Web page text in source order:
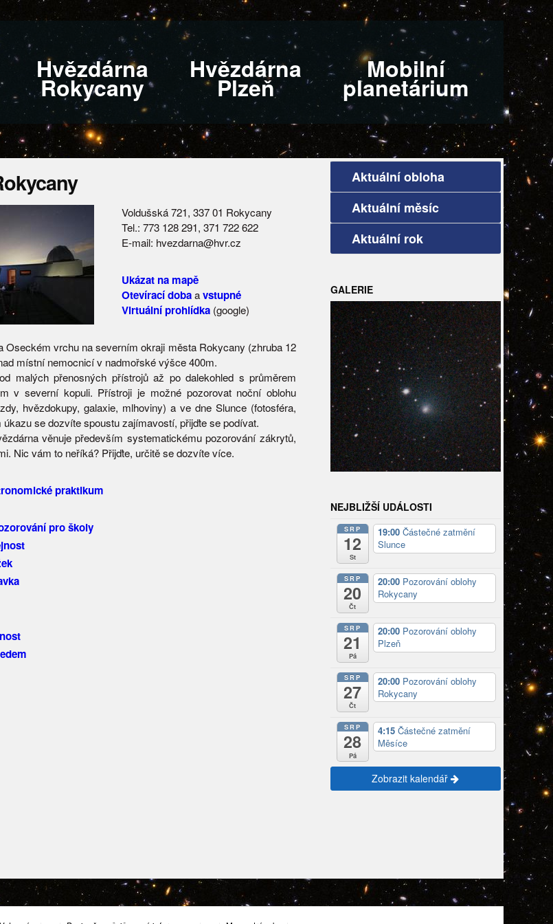
Hvězdárna
Rokycany
Hvězdárna
Plzeň
Mobilní
planetárium
Voldušská 721, 337 01 Rokycany
Tel.: 773 128 291, 371 722 622
E-mail: hvezdarna@hvr.cz
Ukázat na mapě
Otevírací dobaavstupné
Virtuální prohlídka(google)
Oseckém vrchu na severním okraji města Rokycany (zhruba 12
místní nemocnicí v nadmořské výšce 400m.
malých přenosných přístrojů až po dalekohled s průměrem
v severní kopuli. Přístroji je možné pozorovat noční oblohu
hvězdokupy, galaxie, mlhoviny) a ve dne Slunce (fotosféra,
se dozvíte spoustu zajímavostí, přijďte se podívat.
věnuje především systematickému pozorování zákrytů,
Nic vám to neříká? Přijďte, určitě se dozvíte více.
praktikum
pro školy
Aktuální obloha
Aktuální měsíc
Aktuální rok
GALERIE
NEJBLIŽŠÍ UDÁLOSTI
SRP
12
St
19:00 Částečné zatmění
Slunce
SRP
20
Čt
20:00 Pozorování oblohy
Rokycany
SRP
21
Pá
20:00 Pozorování oblohy
Plzeň
SRP
27
Čt
20:00 Pozorování oblohy
Rokycany
SRP
28
Pá
4:15 Částečné zatmění
Měsíce
Zobrazit kalendář